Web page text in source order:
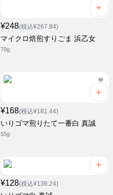
¥248(税込¥267.84)
マイクロ焙煎すりごま 浜乙女
70g
¥168(税込¥181.44)
いりゴマ煎りたて一番白 真誠
55g
¥128(税込¥138.24)